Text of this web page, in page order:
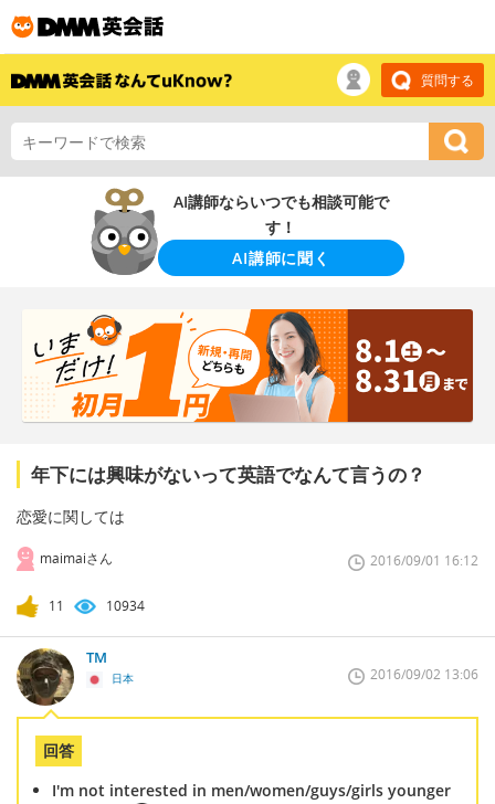
質問する
AI講師ならいつでも相談可能で
す！
AI講師に聞く
年下には興味がないって英語でなんて言うの？
恋愛に関しては
maimaiさん 2016/09/01 16:12
11 10934
TM
日本 2016/09/02 13:06
回答
I'm not interested in men/women/guys/girls younger